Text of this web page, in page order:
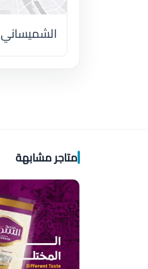
الشميساني
متاجر مشابهة